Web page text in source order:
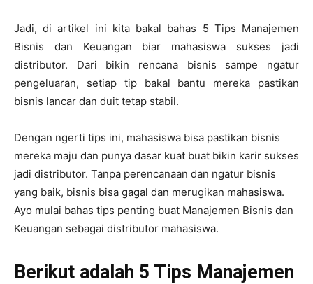
Jadi, di artikel ini kita bakal bahas 5 Tips Manajemen
Bisnis dan Keuangan biar mahasiswa sukses jadi
distributor. Dari bikin rencana bisnis sampe ngatur
pengeluaran, setiap tip bakal bantu mereka pastikan
bisnis lancar dan duit tetap stabil.
Dengan ngerti tips ini, mahasiswa bisa pastikan bisnis
mereka maju dan punya dasar kuat buat bikin karir sukses
jadi distributor. Tanpa perencanaan dan ngatur bisnis
yang baik, bisnis bisa gagal dan merugikan mahasiswa.
Ayo mulai bahas tips penting buat Manajemen Bisnis dan
Keuangan sebagai distributor mahasiswa.
Berikut adalah 5 Tips Manajemen